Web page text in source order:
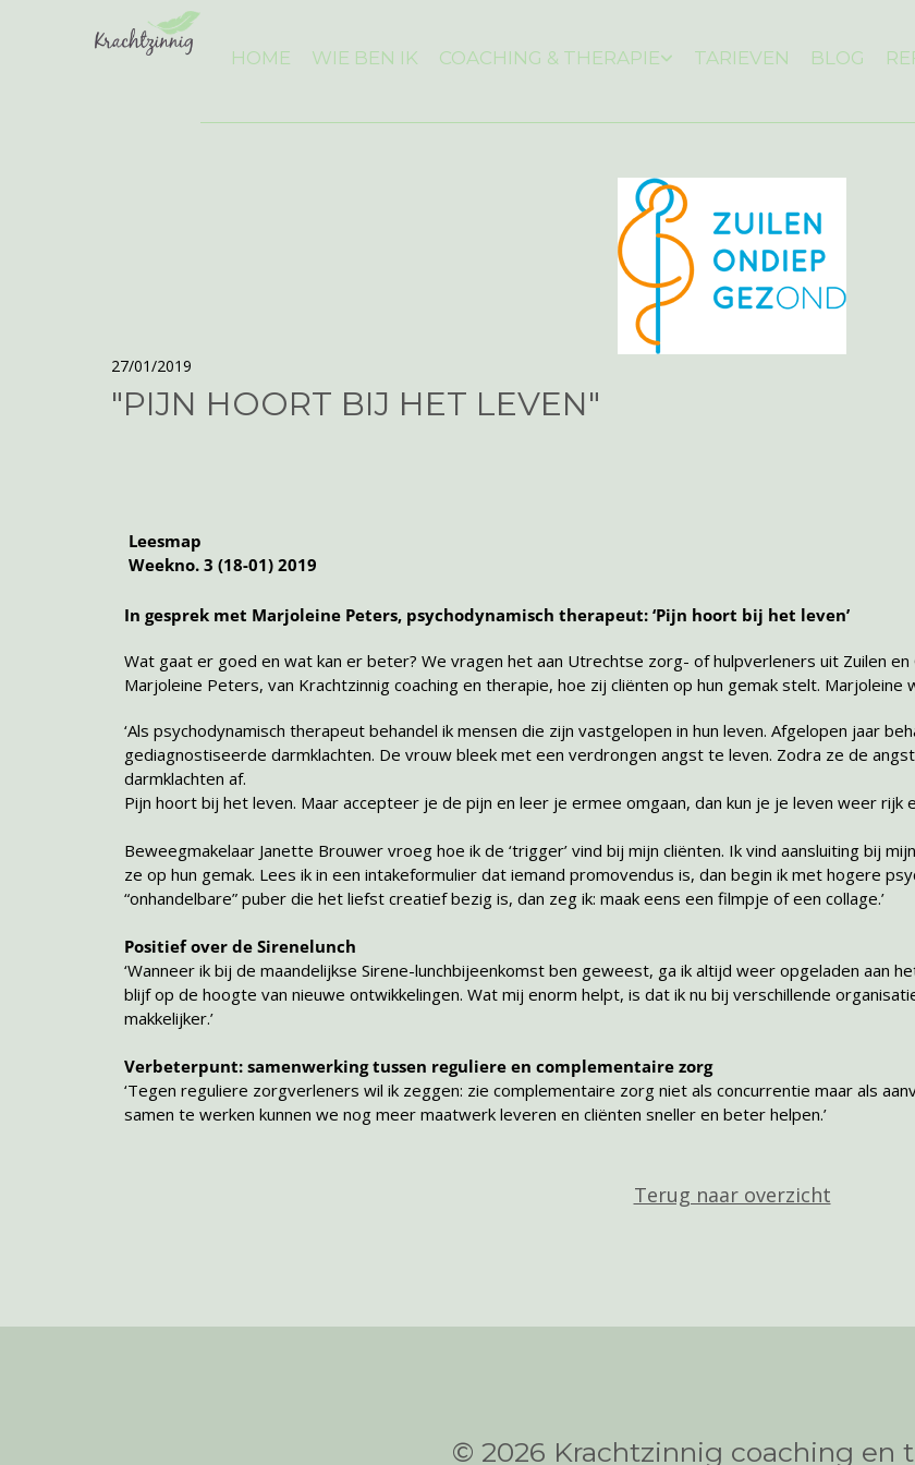
HOME WIE BEN IK COACHING & THERAPIE TARIEVEN BLOG
27/01/2019
"PIJN HOORT BIJ HET LEVEN"
Leesmap
Weekno. 3 (18-01) 2019
In gesprek met Marjoleine Peters, psychodynamisch therapeut: ‘Pijn hoort bij het leven’
Wat gaat er goed en wat kan er beter? We vragen het aan Utrechtse zorg- of hulpverleners uit Zuilen
Marjoleine Peters, van Krachtzinnig coaching en therapie, hoe zij cliënten op hun gemak stelt. Marjoleine
‘Als psychodynamisch therapeut behandel ik mensen die zijn vastgelopen in hun leven. Afgelopen jaar
gediagnostiseerde darmklachten. De vrouw bleek met een verdrongen angst te leven. Zodra ze de
darmklachten af.
Pijn hoort bij het leven. Maar accepteer je de pijn en leer je ermee omgaan, dan kun je je leven weer rijk
Beweegmakelaar Janette Brouwer vroeg hoe ik de ‘trigger’ vind bij mijn cliënten. Ik vind aansluiting bij
ze op hun gemak. Lees ik in een intakeformulier dat iemand promovendus is, dan begin ik met hogere
“onhandelbare” puber die het liefst creatief bezig is, dan zeg ik: maak eens een filmpje of een collage.’
Positief over de Sirenelunch
‘Wanneer ik bij de maandelijkse Sirene-lunchbijeenkomst ben geweest, ga ik altijd weer opgeladen aan
blijf op de hoogte van nieuwe ontwikkelingen. Wat mij enorm helpt, is dat ik nu bij verschillende
makkelijker.’
Verbeterpunt: samenwerking tussen reguliere en complementaire zorg
‘Tegen reguliere zorgverleners wil ik zeggen: zie complementaire zorg niet als concurrentie maar als
samen te werken kunnen we nog meer maatwerk leveren en cliënten sneller en beter helpen.’
Terug naar overzicht
© 2026 Krachtzinnig coaching en